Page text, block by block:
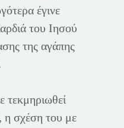
έγινε
του Ιησού
της αγάπης
τεκμηριωθεί
η σχέση του με